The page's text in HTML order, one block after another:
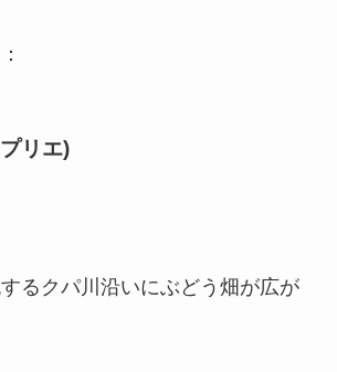
：
リエ)
るクパ川沿いにぶどう畑が広が